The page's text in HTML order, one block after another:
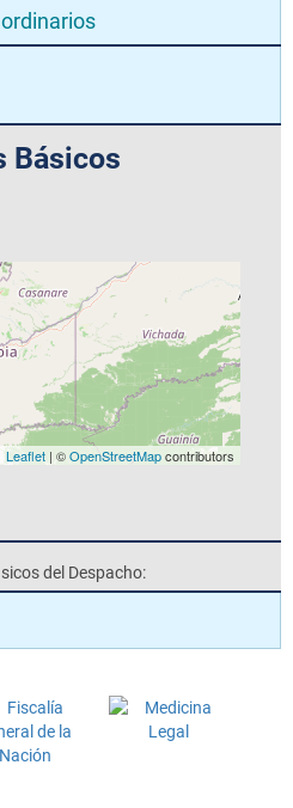
Básicos
Leaflet| ©OpenStreetMapcontributors
del Despacho: